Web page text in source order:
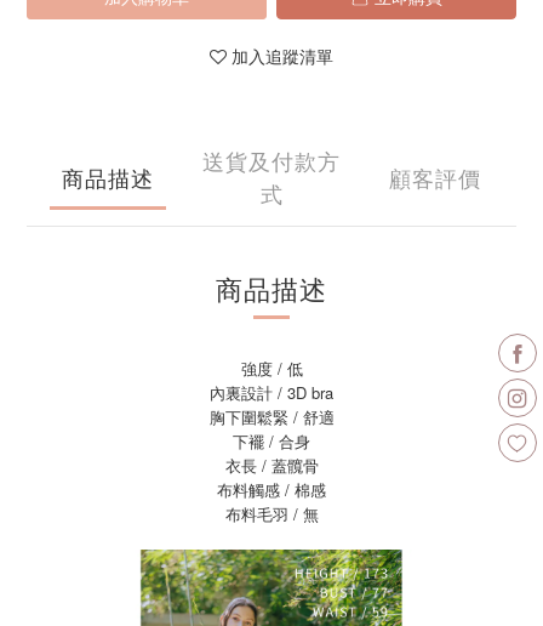
加入追蹤清單
商品描述
送貨及付款方
式
顧客評價
商品描述
強度 / 低
內裏設計 / 3D bra
胸下圍鬆緊 / 舒適
下襬 / 合身
衣長 / 蓋髖骨
布料觸感 / 棉感
布料毛羽 / 無